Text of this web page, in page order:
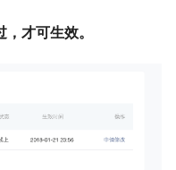
才可生效。